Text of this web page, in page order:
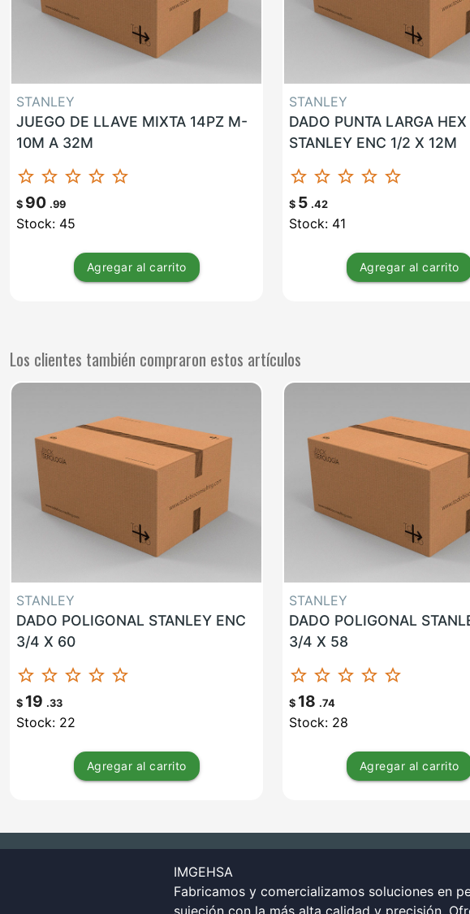
STANLEY
JUEGO DE LLAVE MIXTA 14PZ M-
10M A 32M
star_border star_border star_border star_border star_border
$ 90 .99
Stock: 45
Agregar al carrito
STANLEY
DADO PUNTA LARGA HEX
STANLEY ENC 1/2 X 12M
star_border star_border star_border star_border star_border
$ 5 .42
Stock: 41
Agregar al carrito
Los clientes también compraron estos artículos
STANLEY
DADO POLIGONAL STANLEY ENC
3/4 X 60
star_border star_border star_border star_border star_border
$ 19 .33
Stock: 22
Agregar al carrito
STANLEY
DADO POLIGONAL
3/4 X 58
star_border star_border star_border star_border star_border
$ 18 .74
Stock: 28
Agregar al carrito
IMGEHSA
Fabricamos y comercializamos soluciones en